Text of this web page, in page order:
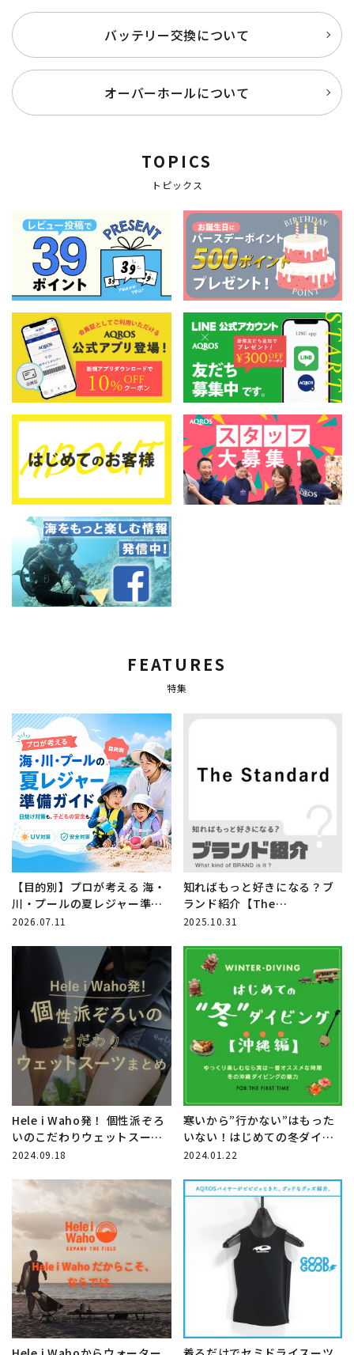
バッテリー交換について
オーバーホールについて
TOPICS
トピックス
FEATURES
特集
【目的別】プロが考える 海・
川・プールの夏レジャー準備
ガイド
2026.07.11
知ればもっと好きになる？ブ
ランド紹介【The
Standard】
2025.10.31
Hele i Waho発！ 個性派ぞろ
いのこだわりウェットスーツ
まとめ
2024.09.18
寒いから”行かない”はもった
いない！はじめての冬ダイビ
ング【沖縄編】
2024.01.22